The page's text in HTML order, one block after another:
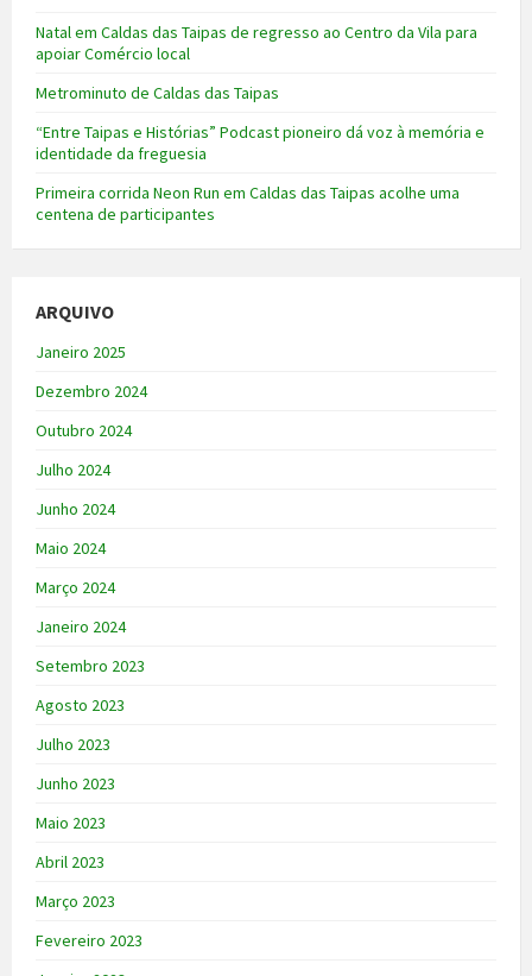
Natal em Caldas das Taipas de regresso ao Centro da Vila para
apoiar Comércio local
Metrominuto de Caldas das Taipas
“Entre Taipas e Histórias” Podcast pioneiro dá voz à memória e
identidade da freguesia
Primeira corrida Neon Run em Caldas das Taipas acolhe uma
centena de participantes
ARQUIVO
Janeiro 2025
Dezembro 2024
Outubro 2024
Julho 2024
Junho 2024
Maio 2024
Março 2024
Janeiro 2024
Setembro 2023
Agosto 2023
Julho 2023
Junho 2023
Maio 2023
Abril 2023
Março 2023
Fevereiro 2023